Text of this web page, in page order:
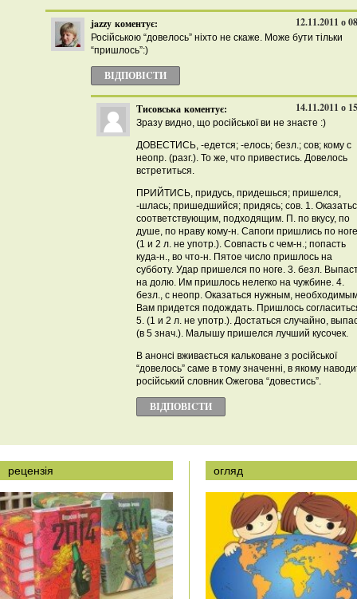
jazzy коментує: 12.11.2011 о
Російською “довелось” ніхто не скаже. Може бути тільки
“пришлось”:)
ВІДПОВІCТИ
Тисовська коментує: 14.11.2011 о
Зразу видно, що російської ви не знаєте :)
ДОВЕСТИСЬ, -едется; -елось; безл.; сов; кому с
неопр. (разг.). То же, что привестись. Довелось
встретиться.
ПРИЙТИСЬ, придусь, придешься; пришелся,
-шлась; пришедшийся; придясь; сов. 1.
соответствующим, подходящим. П. по вкусу, по
душе, по нраву кому-н. Сапоги пришлись по
(1 и 2 л. не употр.). Совпасть с чем-н.; попасть
куда-н., во что-н. Пятое число пришлось на
субботу. Удар пришелся по ноге. 3. безл.
на долю. Им пришлось нелегко на чужбине. 4.
безл., с неопр. Оказаться нужным,
Вам придется подождать. Пришлось
5. (1 и 2 л. не употр.). Достаться случайно,
(в 5 знач.). Малышу пришелся лучший кусочек.
В анонсі вживається кальковане з російської
“довелось” саме в тому значенні, в якому
російський словник Ожегова “довестись”.
ВІДПОВІCТИ
рецензія огляд